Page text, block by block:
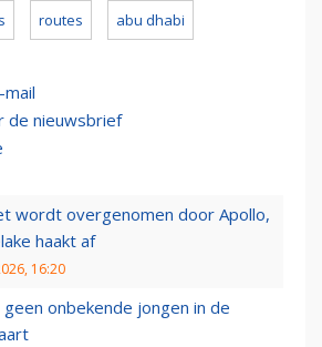
routes abu dhabi
de nieuwsbrief
wordt overgenomen door Apollo,
haakt af
16:20
geen onbekende jongen in de